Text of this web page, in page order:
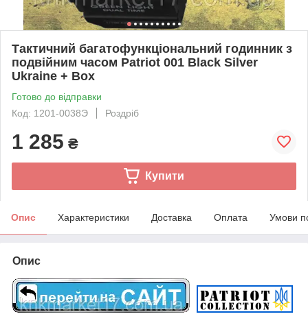
Тактичний багатофункціональний годинник з
подвійним часом Patriot 001 Black Silver
Ukraine + Box
Готово до відправки
Код: 1201-0038Э
Роздріб
1 285 ₴
Купити
Опис Характеристики Доставка Оплата Умови
Опис